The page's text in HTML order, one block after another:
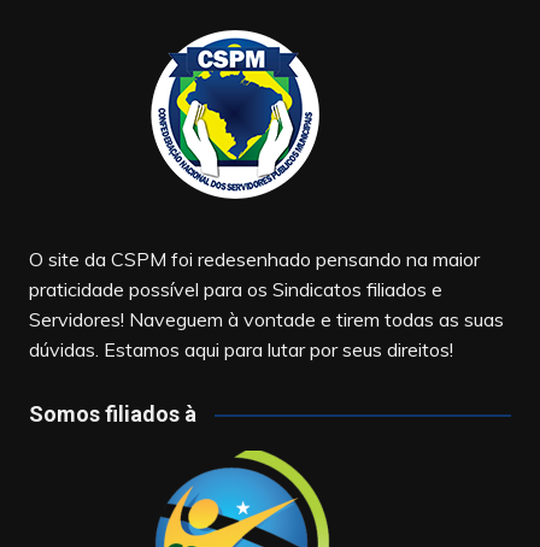
O site da CSPM foi redesenhado pensando na maior
praticidade possível para os Sindicatos filiados e
Servidores! Naveguem à vontade e tirem todas as suas
dúvidas. Estamos aqui para lutar por seus direitos!
Somos filiados à